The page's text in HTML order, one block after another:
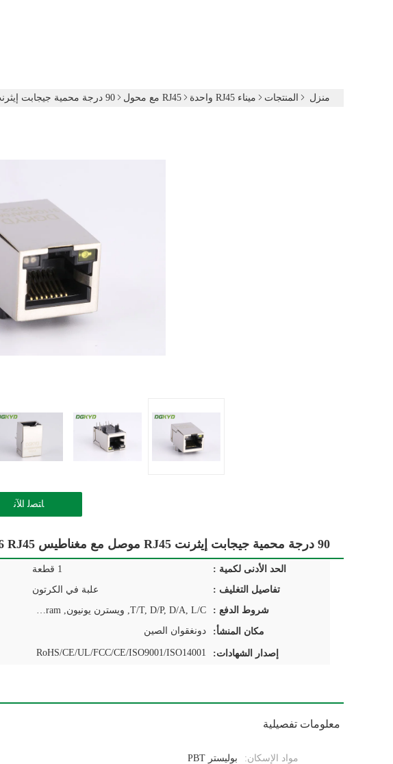
منزل المنتجات ميناء RJ45 واحدة RJ45 مع محول 90 درجة محمية جيجابت إيثرنت RJ45 موصل مع مغناطيس CAT6 RJ45 قابس RJ45 مع محول
ﺎﺘﺼﻟ ﺍﻶﻧ
90 درجة محمية جيجابت إيثرنت RJ45 موصل مع مغناطيس CAT6 RJ45 قابس RJ45 مع محول
الحد الأدنى لكمية : 1 قطعة
تفاصيل التغليف :
علبة في الكرتون
شروط الدفع :
T/T, D/P, D/A, L/C, ويسترن يونيون, MoneyGram
مكان المنشأ: دونغقوان الصين
إصدار الشهادات: RoHS/CE/UL/FCC/CE/ISO9001/ISO14001
معلومات تفصيلية
مواد الإسكان: بوليستر PBT